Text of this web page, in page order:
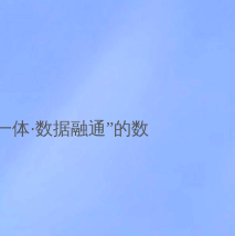
·数据融通”的数